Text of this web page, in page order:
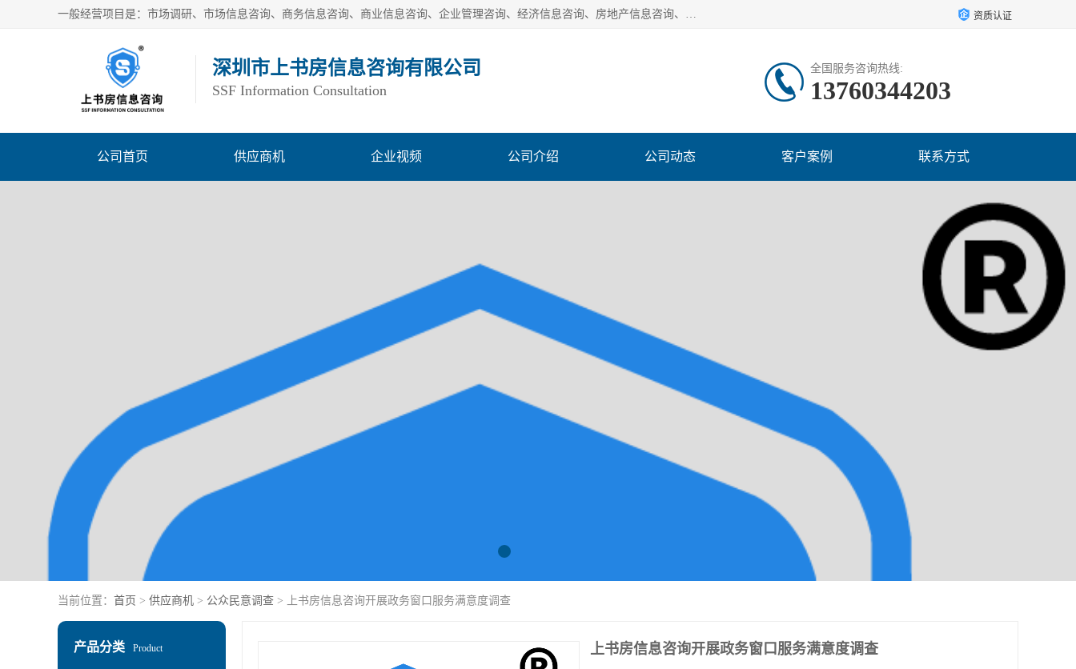
一般经营项目是：市场调研、市场信息咨询、商务信息咨询、商业信息咨询、企业管理咨询、经济信息咨询、房地产信息咨询、投资信息咨询、财务管理咨询、市场调查、数据分析；城市管理信息采集及监测服务；消费行为调查、三方评估调查、客户满意度调查、统计调查、统计分析、统计研究；统计信息咨询、统计培训；生态文明研究；接受合法委托提供企业统计业务及其相关的统计信息咨询；立足中国，洞察全球、独立第三方调研 资质认证
深圳市上书房信息咨询有限公司
SSF Information Consultation
全国服务咨询热线:
13760344203
公司首页 供应商机 企业视频 公司介绍 公司动态 客户案例 联系方式
当前位置： 首页 > 供应商机 > 公众民意调查 > 上书房信息咨询开展政务窗口服务满意度调查
产品分类 Product 上书房信息咨询开展政务窗口服务满意度调查